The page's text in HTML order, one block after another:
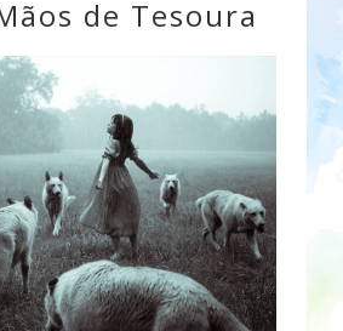
de Tesoura